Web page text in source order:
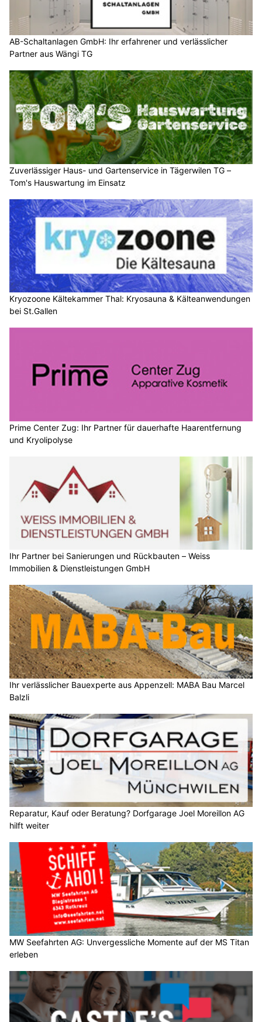
AB-Schaltanlagen GmbH: Ihr erfahrener und verlässlicher
Partner aus Wängi TG
Zuverlässiger Haus- und Gartenservice in Tägerwilen TG –
Tom's Hauswartung im Einsatz
Kryozoone Kältekammer Thal: Kryosauna & Kälteanwendungen
bei St.Gallen
Prime Center Zug: Ihr Partner für dauerhafte Haarentfernung
und Kryolipolyse
Ihr Partner bei Sanierungen und Rückbauten – Weiss
Immobilien & Dienstleistungen GmbH
Ihr verlässlicher Bauexperte aus Appenzell: MABA Bau Marcel
Balzli
Reparatur, Kauf oder Beratung? Dorfgarage Joel Moreillon AG
hilft weiter
MW Seefahrten AG: Unvergessliche Momente auf der MS Titan
erleben